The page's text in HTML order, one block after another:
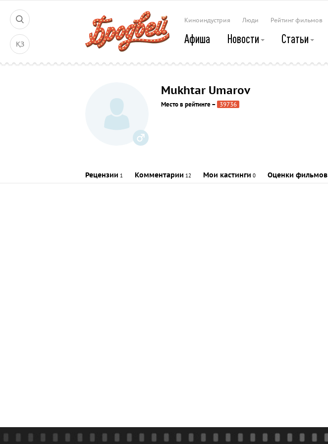
ҚЗ
Киноиндустрия Люди Рейтинг фильмов
Афиша Новости Статьи
Mukhtar Umarov
Место в рейтинге– 39736
Рецензии 1 Комментарии 12 Мои кастинги 0 Оценки фильмов